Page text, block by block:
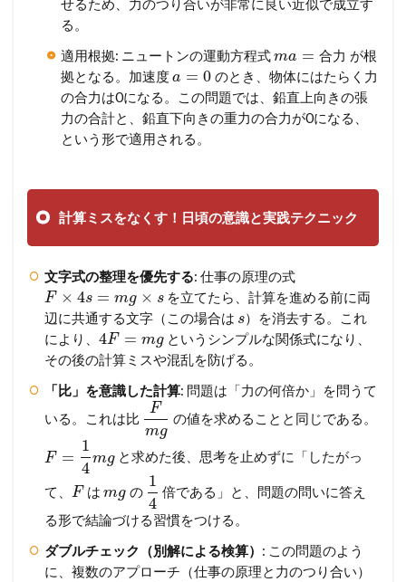
せるため、力のつり合いが非常に良い近似で成立す
る。
適用根拠: ニュートンの運動方程式ma = 合力 が根
拠となる。加速度a = 0 のとき、物体にはたらく力
の合力は0になる。この問題では、鉛直上向きの張
力の合計と、鉛直下向きの重力の合力が0になる、
という形で適用される。
計算ミスをなくす！日頃の意識と実践テクニック
文字式の整理を優先する: 仕事の原理の式
F × 4s = mg × s を立てたら、計算を進める前に両
辺に共通する文字（この場合は s）を消去する。これ
により、 4F = mg というシンプルな関係式になり、
その後の計算ミスや混乱を防げる。
「比」を意識した計算: 問題は「力の何倍か」を問うて
いる。これは比
F
mg
の値を求めることと同じである。
F =
1
4
mg と求めた後、思考を止めずに「したがっ
て、 F はmg の
1
4
倍である」と、問題の問いに答え
る形で結論づける習慣をつける。
ダブルチェック（別解による検算） : この問題のよう
に、複数のアプローチ（仕事の原理と力のつり合い）